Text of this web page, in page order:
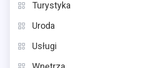
Turystyka
Uroda
Usługi